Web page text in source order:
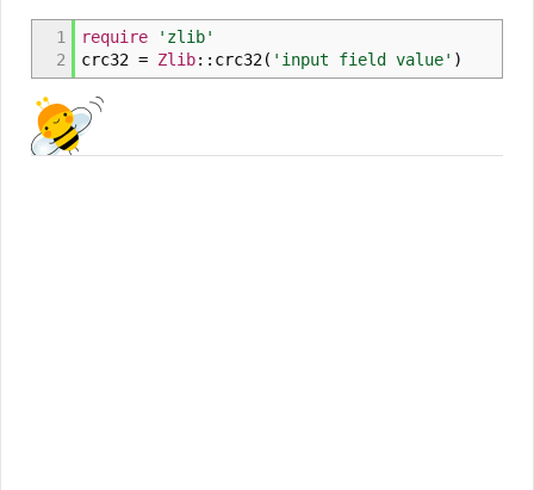
1
2
require
'zlib'
crc32 = Zlib::crc32( 'input field value' )